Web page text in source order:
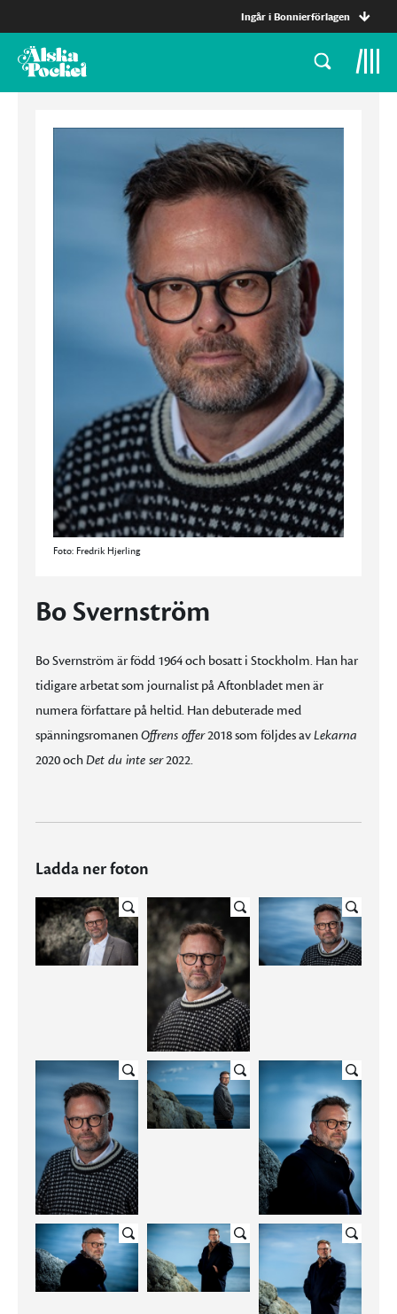
Ingår i Bonnierförlagen
Foto: Fredrik Hjerling
Bo Svernström
Bo Svernström är född 1964 och bosatt i Stockholm. Han har
tidigare arbetat som journalist på Aftonbladet men är
numera författare på heltid. Han debuterade med
spänningsromanenOffrens offer2018 som följdes avLekarna
2020 ochDet du inte ser2022.
Ladda ner foton